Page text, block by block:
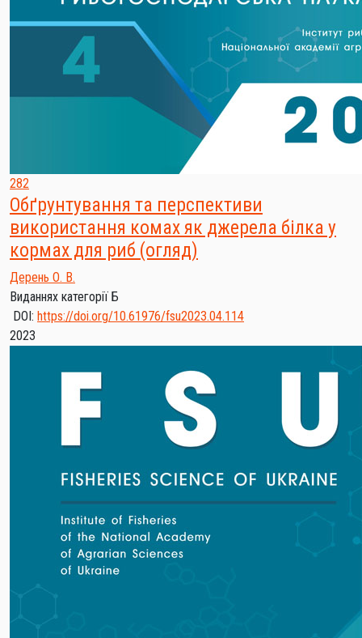
282
Обґрунтування та перспективи
використання комах як джерела білка у
кормах для риб (огляд)
Дерень О. В.
Виданнях категорії Б
DOI: https://doi.org/10.61976/fsu2023.04.114
2023